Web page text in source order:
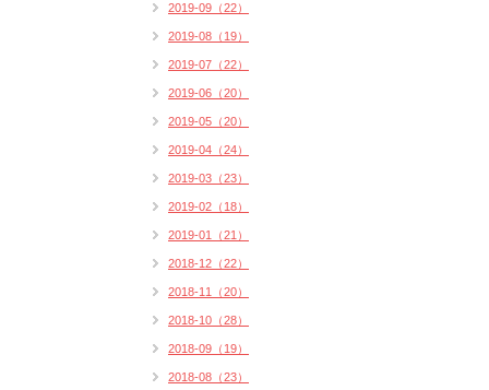
2019-09（22）
2019-08（19）
2019-07（22）
2019-06（20）
2019-05（20）
2019-04（24）
2019-03（23）
2019-02（18）
2019-01（21）
2018-12（22）
2018-11（20）
2018-10（28）
2018-09（19）
2018-08（23）